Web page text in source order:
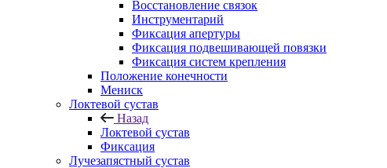
Восстановление связок
Инструментарий
Фиксация апертуры
Фиксация подвешивающей повязки
Фиксация систем крепления
Положение конечности
Мениск
Локтевой сустав
Назад
Локтевой сустав
Фиксация
Лучезапястный сустав